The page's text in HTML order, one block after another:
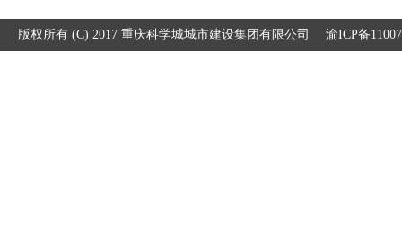
版权所有 (C) 2017 重庆科学城城市建设集团有限公司 渝ICP备